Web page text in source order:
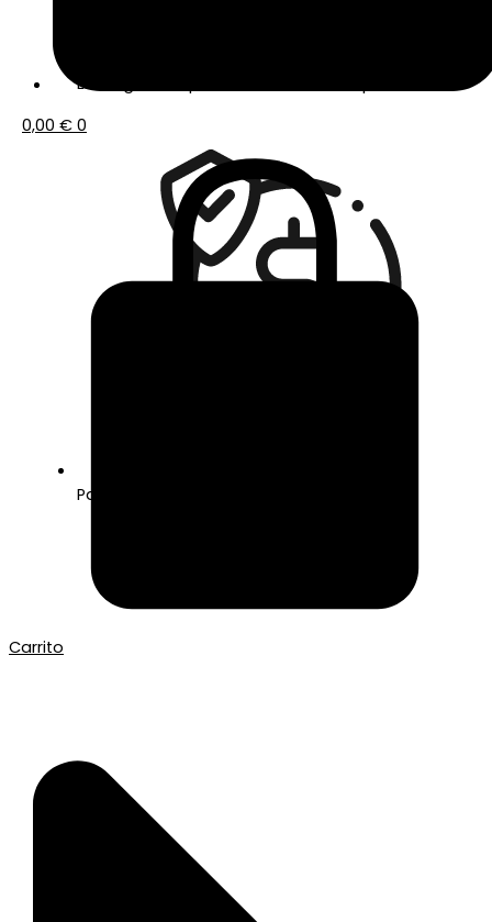
0,00 € 0
Carrito
Envío gratis a partir de 50€ de compra
Pago seguro con Tarjeta o Bizum